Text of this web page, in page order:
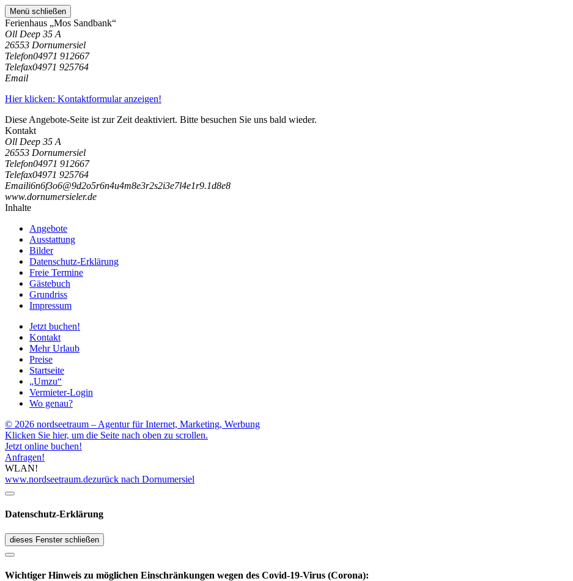
Menü schließen
Ferienhaus „Mos Sandbank“
Oll Deep 35 A
26553 Dornumersiel
Telefon04971 912667
Telefax04971 925764
Email
Hier klicken: Kontaktformular anzeigen!
Diese Angebote-Seite ist zur Zeit deaktiviert. Bitte besuchen Sie uns bald wieder.
Kontakt
Oll Deep 35 A
26553 Dornumersiel
Telefon04971 912667
Telefax04971 925764
Emaili6n6f3o6@9d2o5r6n4u4m8e3r2s2i3e7l4e1r9.1d8e8
www.dornumersieler.de
Inhalte
Angebote
Ausstattung
Bilder
Datenschutz-Erklärung
Freie Termine
Gästebuch
Grundriss
Impressum
Jetzt buchen!
Kontakt
Mehr Urlaub
Preise
Startseite
„Umzu“
Vermieter-Login
Wo genau?
© 2026 nordseetraum – Agentur für Internet, Marketing, Werbung
Klicken Sie hier, um die Seite nach oben zu scrollen.
Jetzt online buchen!
Anfragen!
WLAN!
www.nordseetraum.dezurück nach Dornumersiel
Datenschutz-Erklärung
dieses Fenster schließen
Wichtiger Hinweis zu möglichen Ein­schränk­ungen wegen des Covid-19-Virus (Corona):